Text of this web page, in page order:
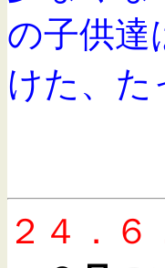
の子供
けた、た
２４．